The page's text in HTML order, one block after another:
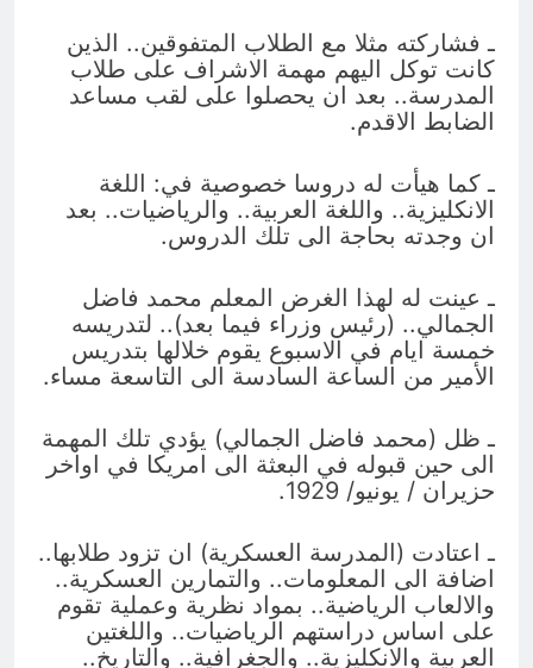
ـ فشاركته مثلا مع الطلاب المتفوقين.. الذين
كانت توكل اليهم مهمة الاشراف على طلاب
المدرسة.. بعد ان يحصلوا على لقب مساعد
الضابط الاقدم.
ـ كما هيأت له دروسا خصوصية في: اللغة
الانكليزية.. واللغة العربية.. والرياضيات.. بعد
ان وجدته بحاجة الى تلك الدروس.
ـ عينت له لهذا الغرض المعلم محمد فاضل
الجمالي.. (رئيس وزراء فيما بعد).. لتدريسه
خمسة ايام في الاسبوع يقوم خلالها بتدريس
الأمير من الساعة السادسة الى التاسعة مساء.
ـ ظل (محمد فاضل الجمالي) يؤدي تلك المهمة
الى حين قبوله في البعثة الى امريكا في اواخر
حزيران / يونيو/ 1929.
ـ اعتادت (المدرسة العسكرية) ان تزود طلابها..
اضافة الى المعلومات.. والتمارين العسكرية..
والالعاب الرياضية.. بمواد نظرية وعملية تقوم
على اساس دراستهم الرياضيات.. واللغتين
العربية والانكليزية.. والجغرافية.. والتاريخ..